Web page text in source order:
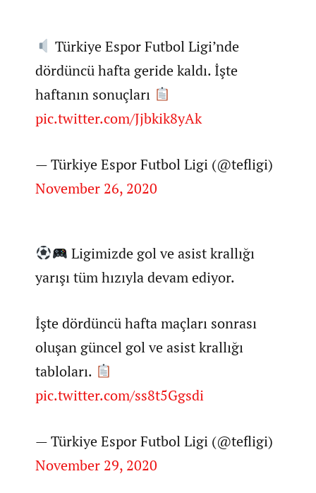
Türkiye Espor Futbol Ligi’nde
dördüncü hafta geride kaldı. İşte
haftanın sonuçları
pic.twitter.com/Jjbkik8yAk
— Türkiye Espor Futbol Ligi (@tefligi)
November 26, 2020
Ligimizde gol ve asist krallığı
yarışı tüm hızıyla devam ediyor.
İşte dördüncü hafta maçları sonrası
oluşan güncel gol ve asist krallığı
tabloları.
pic.twitter.com/ss8t5Ggsdi
— Türkiye Espor Futbol Ligi (@tefligi)
November 29, 2020